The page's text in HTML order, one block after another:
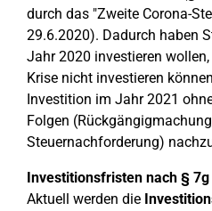
durch das "Zweite Corona-
29.6.2020). Dadurch haben
Jahr 2020 investieren
Krise nicht investieren
Investition im Jahr 2021
Folgen
Steuernachforderung)
Investitionsfristen nach § 7g
Aktuell werden die